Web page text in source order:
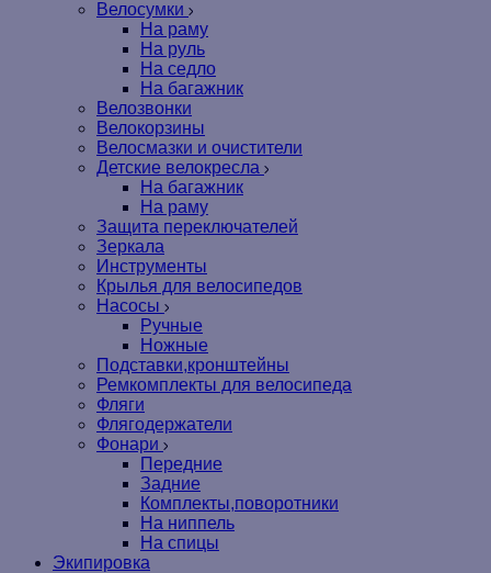
Велосумки
На раму
На руль
На седло
На багажник
Велозвонки
Велокорзины
Велосмазки и очистители
Детские велокресла
На багажник
На раму
Защита переключателей
Зеркала
Инструменты
Крылья для велосипедов
Насосы
Ручные
Ножные
Подставки,кронштейны
Ремкомплекты для велосипеда
Фляги
Флягодержатели
Фонари
Передние
Задние
Комплекты,поворотники
На ниппель
На спицы
Экипировка